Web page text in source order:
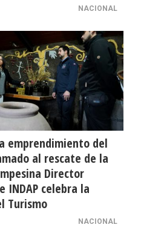
NACIONAL
emprendimiento del
al rescate de la
Director
INDAP celebra la
Turismo
NACIONAL